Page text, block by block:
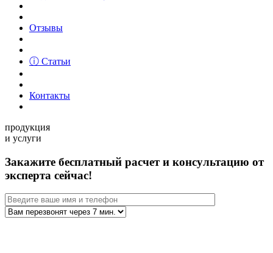
Отзывы
ⓘ Статьи
Контакты
продукция
и услуги
Закажите бесплатный расчет и консультацию от
эксперта сейчас!